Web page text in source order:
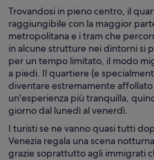
Trovandosi in pieno centro, il
raggiungibile con la maggior
metropolitana e i tram che
in alcune strutture nei dintorni si
per un tempo limitato, il modo
a piedi. Il quartiere (e
diventare estremamente
un'esperienza più tranquilla,
giorno dal lunedì al venerdì.
I turisti se ne vanno quasi tutti
Venezia regala una scena
grazie soprattutto agli immigrati